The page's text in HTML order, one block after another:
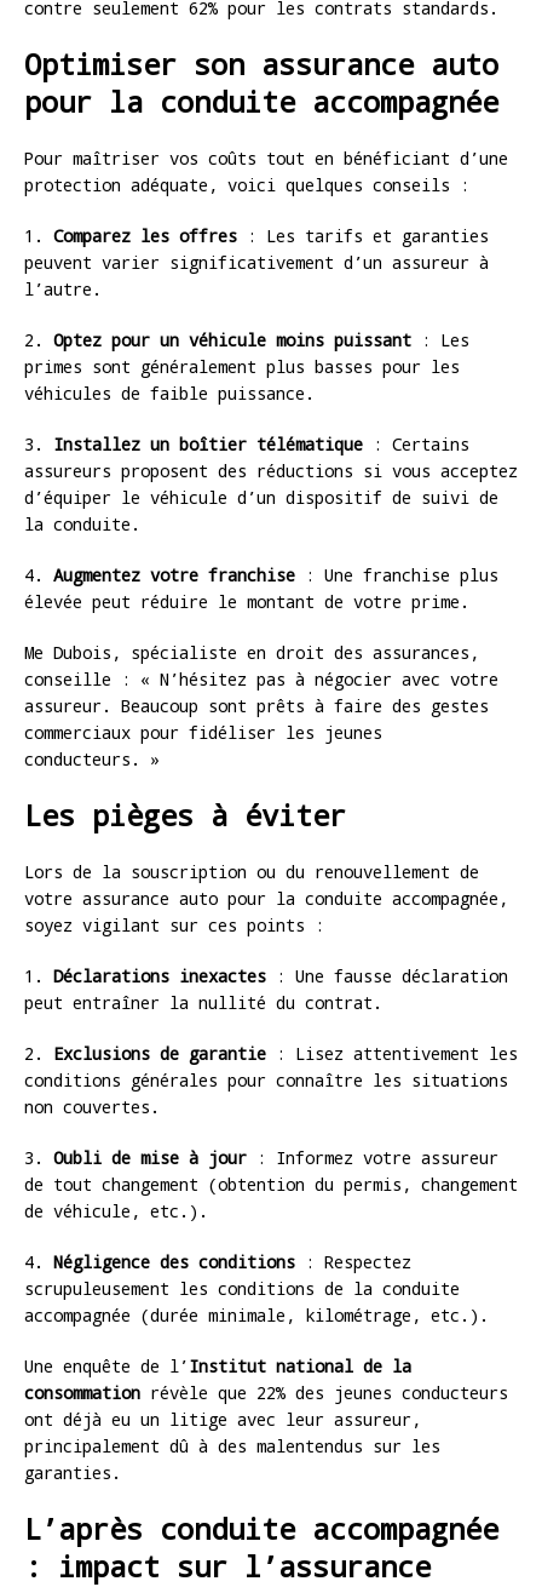
contre seulement 62% pour les contrats standards.
Optimiser son assurance auto
pour la conduite accompagnée
Pour maîtriser vos coûts tout en bénéficiant d’une
protection adéquate, voici quelques conseils :
1. Comparez les offres : Les tarifs et garanties
peuvent varier significativement d’un assureur à
l’autre.
2. Optez pour un véhicule moins puissant : Les
primes sont généralement plus basses pour les
véhicules de faible puissance.
3. Installez un boîtier télématique : Certains
assureurs proposent des réductions si vous acceptez
d’équiper le véhicule d’un dispositif de suivi de
la conduite.
4. Augmentez votre franchise : Une franchise plus
élevée peut réduire le montant de votre prime.
Me Dubois, spécialiste en droit des assurances,
conseille : « N’hésitez pas à négocier avec votre
assureur. Beaucoup sont prêts à faire des gestes
commerciaux pour fidéliser les jeunes
conducteurs. »
Les pièges à éviter
Lors de la souscription ou du renouvellement de
votre assurance auto pour la conduite accompagnée,
soyez vigilant sur ces points :
1. Déclarations inexactes : Une fausse déclaration
peut entraîner la nullité du contrat.
2. Exclusions de garantie : Lisez attentivement les
conditions générales pour connaître les situations
non couvertes.
3. Oubli de mise à jour : Informez votre assureur
de tout changement (obtention du permis, changement
de véhicule, etc.).
4. Négligence des conditions : Respectez
scrupuleusement les conditions de la conduite
accompagnée (durée minimale, kilométrage, etc.).
Une enquête de l’Institut national de la
consommation révèle que 22% des jeunes conducteurs
ont déjà eu un litige avec leur assureur,
principalement dû à des malentendus sur les
garanties.
L’après conduite accompagnée
: impact sur l’assurance